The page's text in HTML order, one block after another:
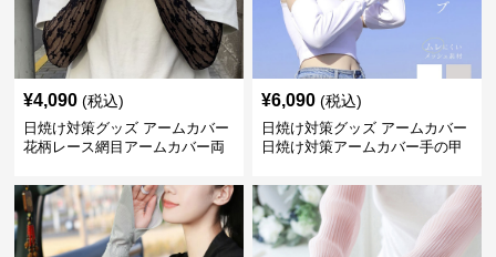
¥4,090 (税込)
日焼け対策グッズ アームカバー
花柄レース網目アームカバー両
¥6,090 (税込)
日焼け対策グッズ アームカバー
日焼け対策アームカバー手の甲